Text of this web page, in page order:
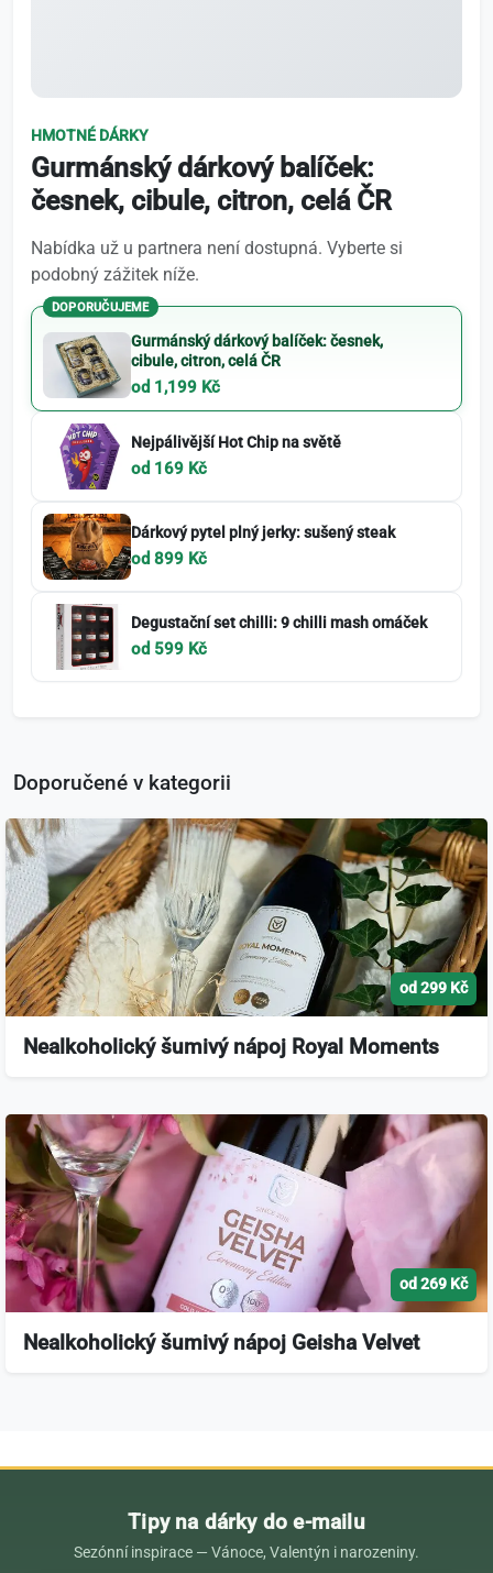
HMOTNÉ DÁRKY
Gurmánský dárkový balíček:
česnek, cibule, citron, celá ČR
Nabídka už u partnera není dostupná. Vyberte si
podobný zážitek níže.
DOPORUČUJEME
Gurmánský dárkový balíček: česnek,
cibule, citron, celá ČR
od 1,199 Kč
Nejpálivější Hot Chip na světě
od 169 Kč
Dárkový pytel plný jerky: sušený steak
od 899 Kč
Degustační set chilli: 9 chilli mash omáček
od 599 Kč
Doporučené v kategorii
od 299 Kč
Nealkoholický šumivý nápoj Royal Moments
od 269 Kč
Nealkoholický šumivý nápoj Geisha Velvet
Tipy na dárky do e-mailu
Sezónní inspirace — Vánoce, Valentýn i narozeniny.